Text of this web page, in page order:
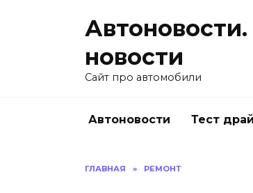
новости
Сайт про автомобили
Автоновости Тест
ГЛАВНАЯ » РЕМОНТ